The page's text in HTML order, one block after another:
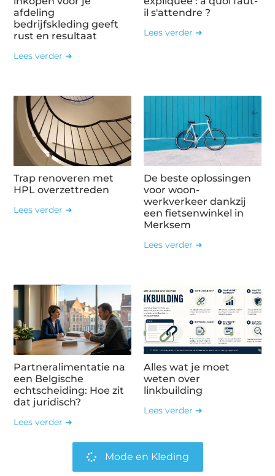
afdeling
bedrijfskleding geeft
rust en resultaat
Lees verder ➜
il s'attendre ?
Lees verder ➜
Trap renoveren met
HPL overzettreden
Lees verder ➜
De beste oplossingen
voor woon-
werkverkeer dankzij
een fietsenwinkel in
Merksem
Lees verder ➜
Partneralimentatie na
een Belgische
echtscheiding: Hoe zit
dat juridisch?
Lees verder ➜
Alles wat je moet
weten over
linkbuilding
Lees verder ➜
Mode en Kleding